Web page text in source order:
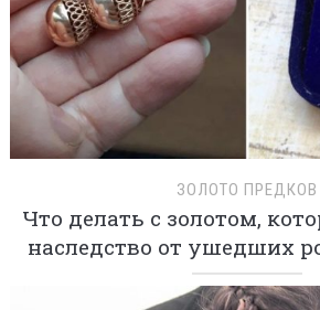
ЗОЛОТО ПРЕДКОВ
Что делать с золотом,
наследство от ушедших